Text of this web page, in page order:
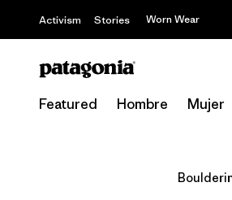
Activism Stories Worn Wear
Featured Hombre Mujer